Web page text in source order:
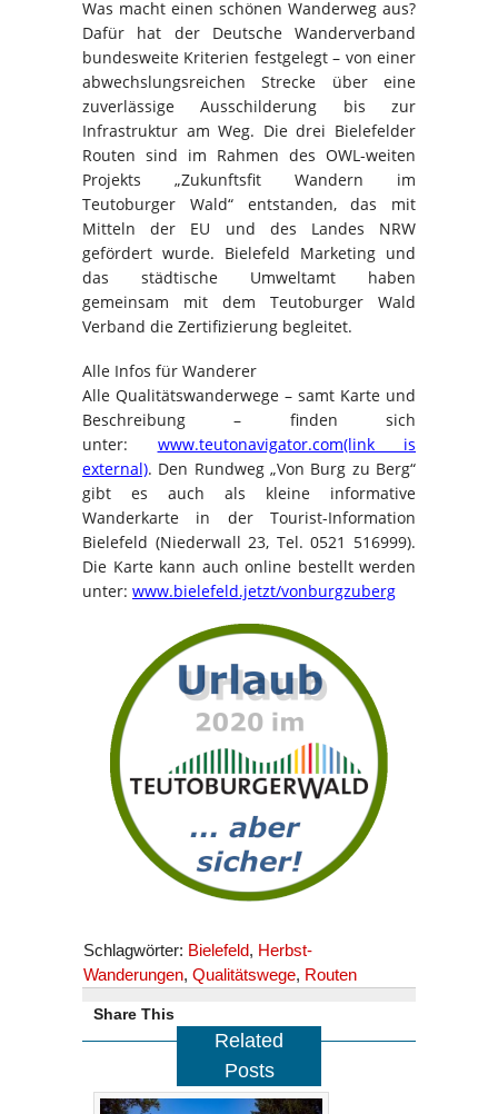
Was macht einen schönen Wanderweg aus?
Dafür hat der Deutsche Wanderverband
bundesweite Kriterien festgelegt – von einer
abwechslungsreichen Strecke über eine
zuverlässige Ausschilderung bis zur
Infrastruktur am Weg. Die drei Bielefelder
Routen sind im Rahmen des OWL-weiten
Projekts „Zukunftsfit Wandern im
Teutoburger Wald“ entstanden, das mit
Mitteln der EU und des Landes NRW
gefördert wurde. Bielefeld Marketing und
das städtische Umweltamt haben
gemeinsam mit dem Teutoburger Wald
Verband die Zertifizierung begleitet.
Alle Infos für Wanderer
Alle Qualitätswanderwege – samt Karte und
Beschreibung – finden sich
unter: www.teutonavigator.com(link is
external). Den Rundweg „Von Burg zu Berg“
gibt es auch als kleine informative
Wanderkarte in der Tourist-Information
Bielefeld (Niederwall 23, Tel. 0521 516999).
Die Karte kann auch online bestellt werden
unter: www.bielefeld.jetzt/vonburgzuberg
Schlagwörter: Bielefeld, Herbst-
Wanderungen, Qualitätswege, Routen
Share This
Related
Posts